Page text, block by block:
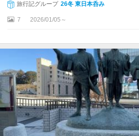
旅行記グループ 26冬 東日本呑み
7 2026/01/05～